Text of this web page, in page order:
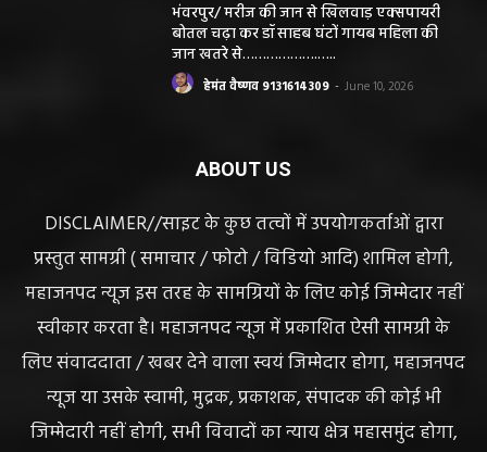
भंवरपुर/ मरीज की जान से खिलवाड़ एक्सपायरी
बोतल चढ़ा कर डॉ साहब घंटों गायब महिला की
जान खतरे से……………….…..
हेमंत वैष्णव 9131614309 - June 10, 2026
ABOUT US
DISCLAIMER//साइट के कुछ तत्वों में उपयोगकर्ताओं द्वारा
प्रस्तुत सामग्री ( समाचार / फोटो / विडियो आदि) शामिल होगी,
महाजनपद न्यूज इस तरह के सामग्रियों के लिए कोई जिम्मेदार नहीं
स्वीकार करता है। महाजनपद न्यूज में प्रकाशित ऐसी सामग्री के
लिए संवाददाता / खबर देने वाला स्वयं जिम्मेदार होगा, महाजनपद
न्यूज या उसके स्वामी, मुद्रक, प्रकाशक, संपादक की कोई भी
जिम्मेदारी नहीं होगी, सभी विवादों का न्याय क्षेत्र महासमुंद होगा,